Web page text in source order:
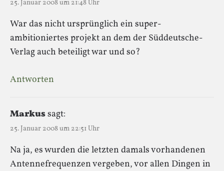
25. Januar 2008 um 21:48 Uhr
War das nicht ursprünglich ein super-
ambitioniertes projekt an dem der Süddeutsche-
Verlag auch beteiligt war und so?
Antworten
Markussagt:
25. Januar 2008 um 22:51 Uhr
Na ja, es wurden die letzten damals vorhandenen
Antennefrequenzen vergeben, vor allen Dingen in